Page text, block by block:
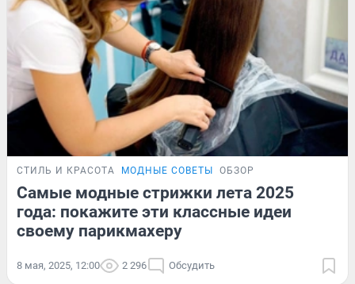
СТИЛЬ И КРАСОТА МОДНЫЕ СОВЕТЫ ОБЗОР
Самые модные стрижки лета 2025
года: покажите эти классные идеи
своему парикмахеру
8 мая, 2025, 12:00 2 296 Обсудить